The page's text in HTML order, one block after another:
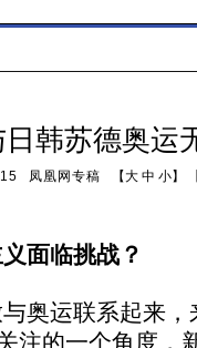
韩苏德奥运
凤凰网专稿 【大 中 小】
面临挑战？
奥运联系起来
注的一个角度，